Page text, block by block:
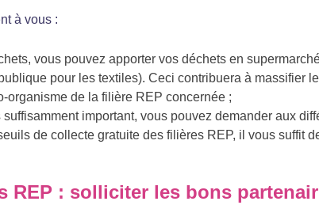
à vous :
vous pouvez apporter vos déchets en
pour les textiles). Ceci contribuera à massifier
organisme de la filière REP concernée ;
important, vous pouvez demander aux
de collecte gratuite des filières REP, il vous suffit
REP : solliciter les bons